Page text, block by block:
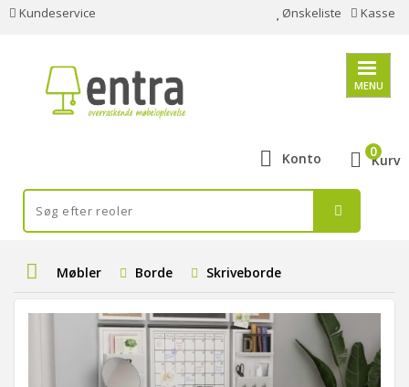
Kundeservice Ønskeliste Kasse
MENU
Konto Kurv
0
Møbler Borde Skriveborde